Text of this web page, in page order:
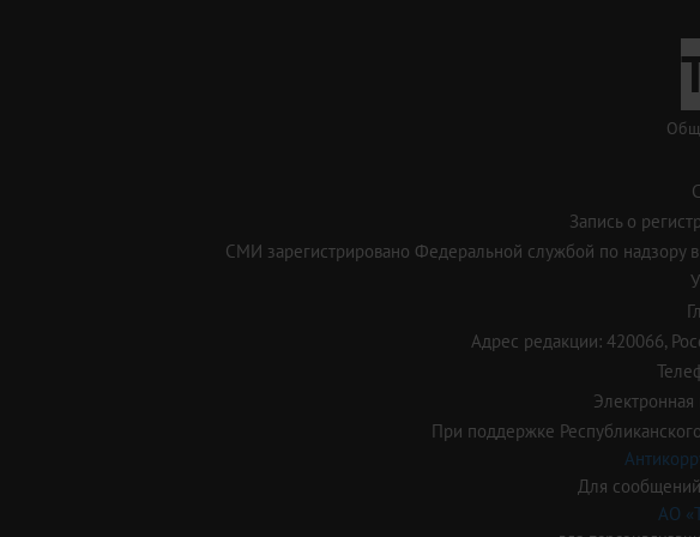
Запись о
СМИ зарегистрировано Федеральной службой по надзору
Адрес редакции: 420066,
Электронная
При поддержке
Для
АО